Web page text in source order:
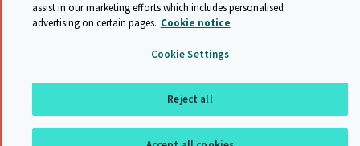
assist in our marketing efforts which includes personalised
advertising on certain pages. Cookie notice
Cookie Settings
Reject all